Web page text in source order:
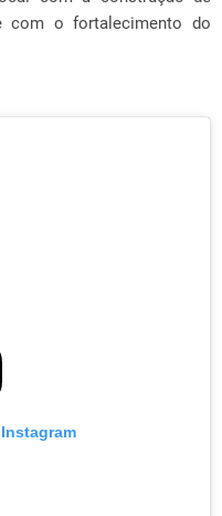
com o fortalecimento do